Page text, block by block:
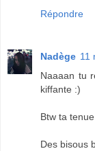
Répondre
Nadège 11
Naaaan tu
kiffante :)
Btw ta
Des bisous